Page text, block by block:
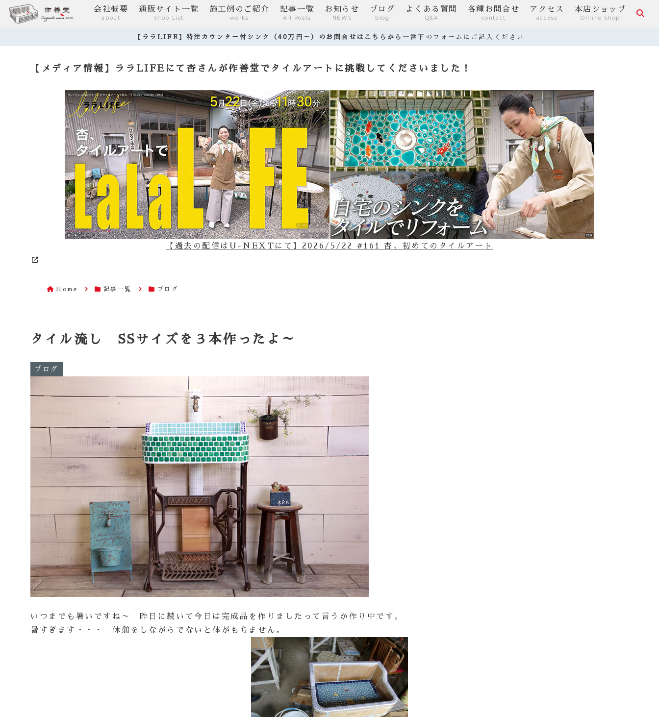
会社概要
about
通販サイト一覧
Shop List
施工例のご紹介
works
記事一覧
All Posts
お知らせ
NEWS
ブログ
blog
よくある質問
Q&A
各種お問合せ
contact
アクセス
access
本店ショップ
Online Shop
【ララLIFE】特注カウンター付シンク（40万円～）のお問合せはこちらから 一番下のフォームにご記入ください
【メディア情報】ララLIFEにて杏さんが作善堂でタイルアートに挑戦してくださいました！
【過去の配信はU-NEXTにて】2026/5/22 #161 杏、初めてのタイルアート
Home 記事一覧 ブログ
タイル流し SSサイズを３本作ったよ～
ブログ
いつまでも暑いですね～ 昨日に続いて今日は完成品を作りましたって言うか作り中です。
暑すぎます・・・ 休憩をしながらでないと体がもちません。